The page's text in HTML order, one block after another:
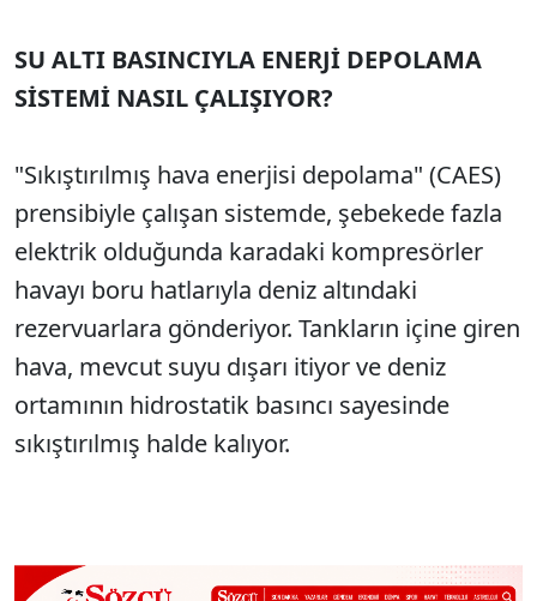
SU ALTI BASINCIYLA ENERJİ DEPOLAMA
SİSTEMİ NASIL ÇALIŞIYOR?
"Sıkıştırılmış hava enerjisi depolama" (CAES)
prensibiyle çalışan sistemde, şebekede fazla
elektrik olduğunda karadaki kompresörler
havayı boru hatlarıyla deniz altındaki
rezervuarlara gönderiyor. Tankların içine giren
hava, mevcut suyu dışarı itiyor ve deniz
ortamının hidrostatik basıncı sayesinde
sıkıştırılmış halde kalıyor.